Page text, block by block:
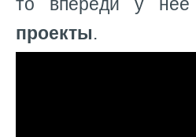
проекты.